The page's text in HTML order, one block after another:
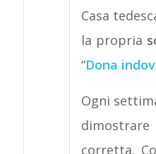
Casa
la propria
“Dona
Ogni
corretta.